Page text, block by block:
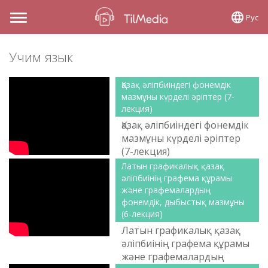
Toggle
navigation
Рус
Учим язык
Қазақ әліпбиіндегі фонемдік
мазмұны күрделі әріптер (7-
лекция)
Қазақ әліпбиіндегі фонемдік
мазмұны күрделі әріптер
(7-лекция)
Латын графикалық қазақ
әліпбиінің графема құрамы
және графемалардың
фонемдік, дыбыстық мазмұны
(6-лекция)
Латын графикалық қазақ
әліпбиінің графема құрамы
және графемалардың